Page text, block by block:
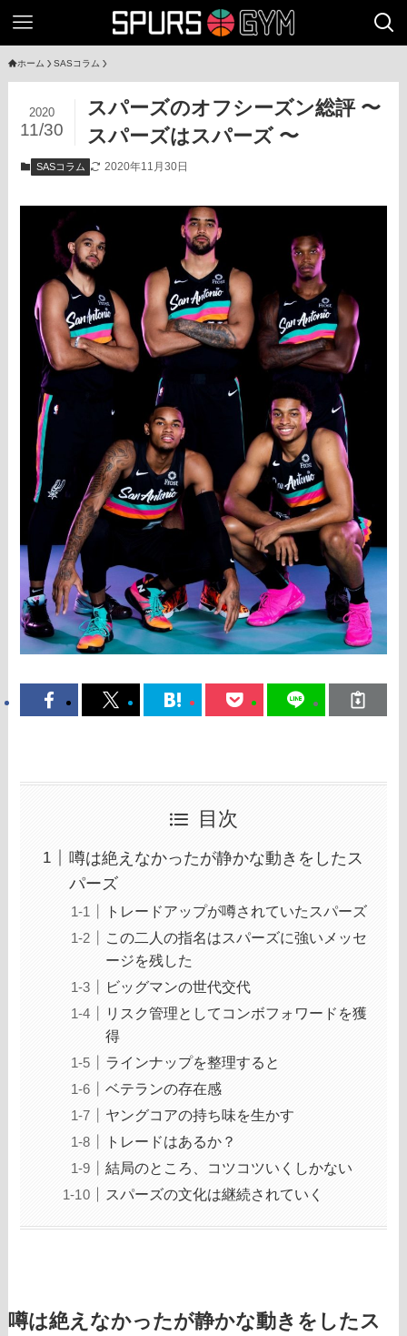
ホーム SASコラム
スパーズのオフシーズン総評 〜
スパーズはスパーズ 〜
2020
11/30
SASコラム 2020年11月30日
目次
噂は絶えなかったが静かな動きをしたス
パーズ
トレードアップが噂されていたスパーズ
この二人の指名はスパーズに強いメッセ
ージを残した
ビッグマンの世代交代
リスク管理としてコンボフォワードを獲
得
ラインナップを整理すると
ベテランの存在感
ヤングコアの持ち味を生かす
トレードはあるか？
結局のところ、コツコツいくしかない
スパーズの文化は継続されていく
噂は絶えなかったが静かな動きをしたス